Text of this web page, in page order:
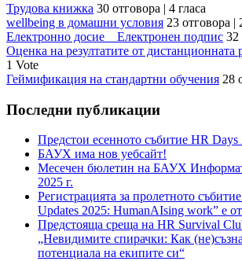
Трудова книжка 30 отговора | 4 гласа
wellbeing в домашни условия 23 отговора |
Електронно досие _ Електронен подпис 32
Оценка на резултатите от дистанционната
1 Vote
Геймификация на стандартни обучения 28
Последни публикации
Предстои есенното събитие HR Days
БАУХ има нов уебсайт!
Месечен бюлетин на БАУХ
2025 г.
Регистрацията за пролетното
Updates 2025: HumanAIsing work” е
Предстояща среща на HR Survival
„Невидимите спирачки: Как
потенциала на екипите си“